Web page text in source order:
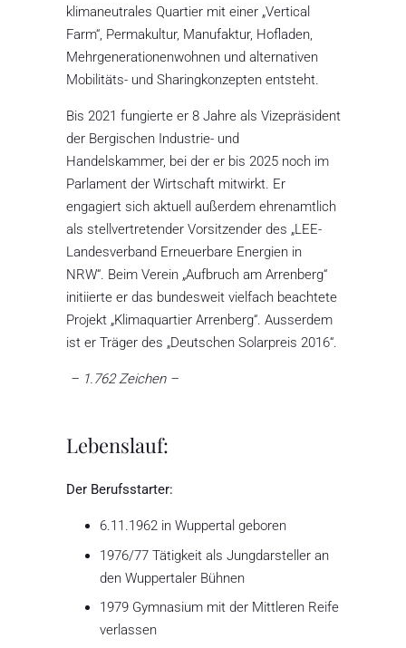
klimaneutrales Quartier mit einer „Vertical
Farm“, Permakultur, Manufaktur, Hofladen,
Mehrgenerationenwohnen und alternativen
Mobilitäts- und Sharingkonzepten entsteht.
Bis 2021 fungierte er 8 Jahre als Vizepräsident
der Bergischen Industrie- und
Handelskammer, bei der er bis 2025 noch im
Parlament der Wirtschaft mitwirkt. Er
engagiert sich aktuell außerdem ehrenamtlich
als stellvertretender Vorsitzender des „LEE-
Landesverband Erneuerbare Energien in
NRW“. Beim Verein „Aufbruch am Arrenberg“
initiierte er das bundesweit vielfach beachtete
Projekt „Klimaquartier Arrenberg“. Ausserdem
ist er Träger des „Deutschen Solarpreis 2016“.
– 1.762 Zeichen –
Lebenslauf:
Der Berufsstarter:
6.11.1962 in Wuppertal geboren
1976/77 Tätigkeit als Jungdarsteller an
den Wuppertaler Bühnen
1979 Gymnasium mit der Mittleren Reife
verlassen